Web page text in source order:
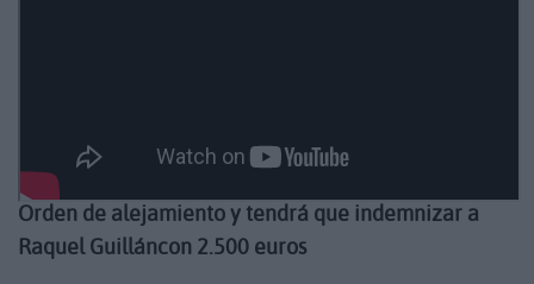
Orden de alejamiento y tendrá que indemnizar a
Raquel Guilláncon 2.500 euros